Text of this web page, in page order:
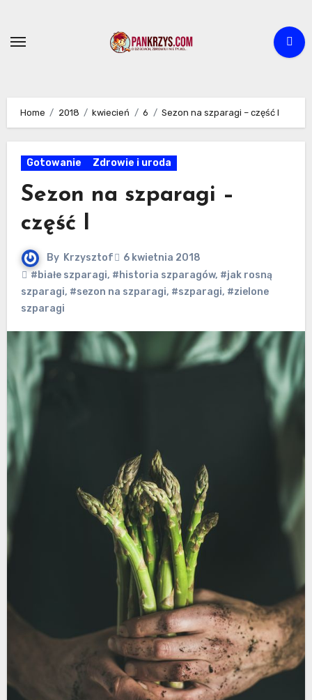
content
Home 2018 kwiecień 6 Sezon na szparagi – część I
Gotowanie Zdrowie i uroda
Sezon na szparagi –
część I
By Krzysztof
6 kwietnia 2018
#białe szparagi, #historia szparagów, #jak rosną
szparagi, #sezon na szparagi, #szparagi, #zielone
szparagi